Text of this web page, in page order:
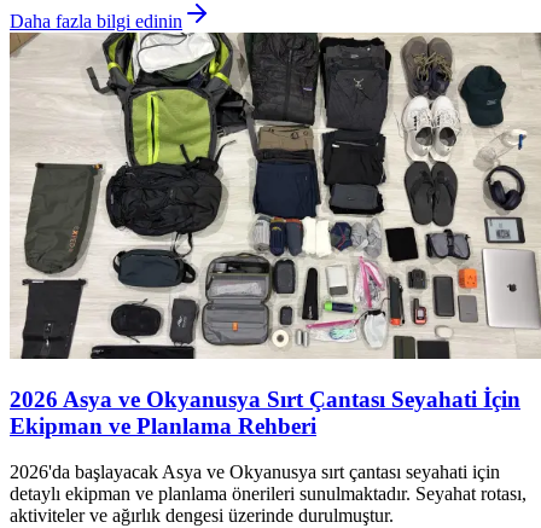
Daha fazla bilgi edinin
2026 Asya ve Okyanusya Sırt Çantası Seyahati İçin
Ekipman ve Planlama Rehberi
2026'da başlayacak Asya ve Okyanusya sırt çantası seyahati için
detaylı ekipman ve planlama önerileri sunulmaktadır. Seyahat rotası,
aktiviteler ve ağırlık dengesi üzerinde durulmuştur.